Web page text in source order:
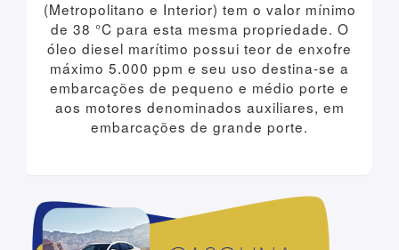
(Metropolitano e Interior) tem o valor mínimo
de 38 °C para esta mesma propriedade. O
óleo diesel marítimo possui teor de enxofre
máximo 5.000 ppm e seu uso destina-se a
embarcações de pequeno e médio porte e
aos motores denominados auxiliares, em
embarcações de grande porte.